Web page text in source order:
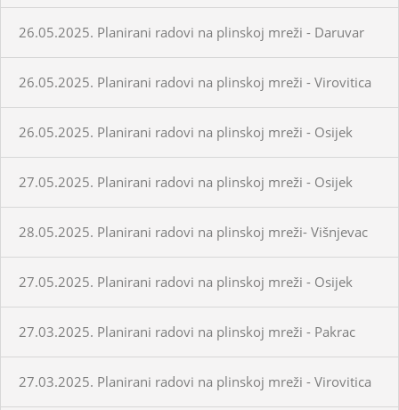
26.05.2025. Planirani radovi na plinskoj mreži - Daruvar
26.05.2025. Planirani radovi na plinskoj mreži - Virovitica
26.05.2025. Planirani radovi na plinskoj mreži - Osijek
27.05.2025. Planirani radovi na plinskoj mreži - Osijek
28.05.2025. Planirani radovi na plinskoj mreži- Višnjevac
27.05.2025. Planirani radovi na plinskoj mreži - Osijek
27.03.2025. Planirani radovi na plinskoj mreži - Pakrac
27.03.2025. Planirani radovi na plinskoj mreži - Virovitica